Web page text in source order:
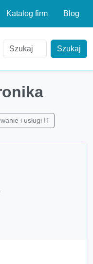
Katalog firm Blog
Szukaj
i usługi IT